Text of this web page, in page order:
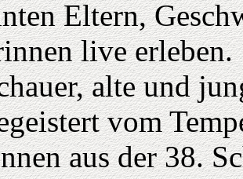
Eltern,
live erleben.
alte und
vom
aus der 38.